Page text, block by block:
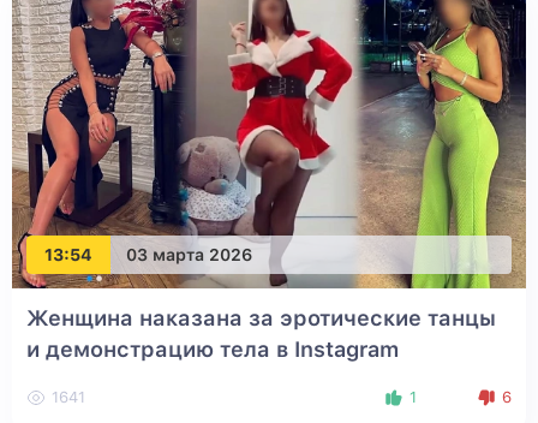
13:54 03 марта 2026
Женщина наказана за эротические танцы
и демонстрацию тела в Instagram
1641 1 6